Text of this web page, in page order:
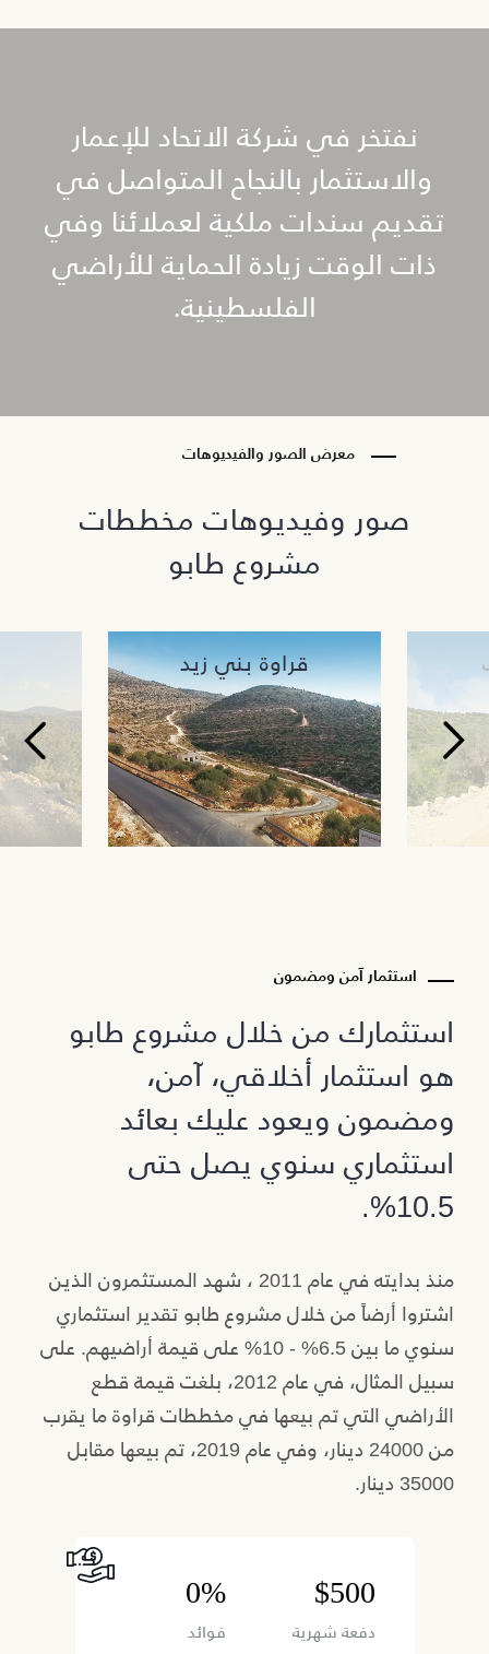
نفتخر في شركة الاتحاد للإعمار
والاستثمار بالنجاح المتواصل في
تقديم سندات ملكية لعملائنا وفي
ذات الوقت زيادة الحماية للأراضي
الفلسطينية.
معرض الصور والفيديوهات
صور وفيديوهات مخططات
مشروع طابو
Previous
قراوة بني زيد
Next
استثمار آمن ومضمون
استثمارك من خلال مشروع طابو
هو استثمار أخلاقي، آمن،
ومضمون ويعود عليك بعائد
استثماري سنوي يصل حتى
10.5%.
منذ بدايته في عام 2011 ، شهد المستثمرون الذين
اشتروا أرضاً من خلال مشروع طابو تقدير استثماري
سنوي ما بين 6.5% - 10% على قيمة أراضيهم. على
سبيل المثال، في عام 2012، بلغت قيمة قطع
الأراضي التي تم بيعها في مخططات قراوة ما يقرب
من 24000 دينار، وفي عام 2019، تم بيعها مقابل
35000 دينار.
$500
دفعة شهرية
0%
فوائد